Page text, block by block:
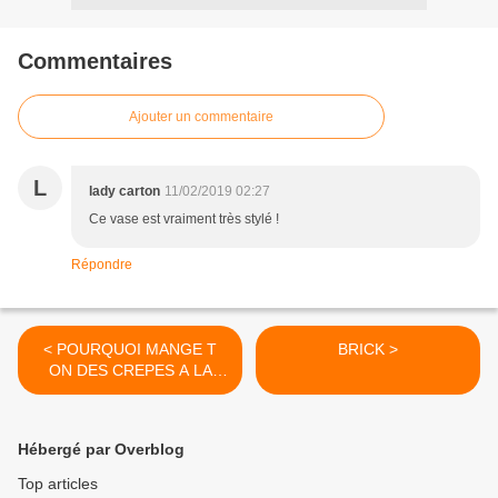
Commentaires
Ajouter un commentaire
L lady carton 11/02/2019 02:27
Ce vase est vraiment très stylé !
Répondre
< POURQUOI MANGE T
ON DES CREPES A LA
CHANDELEUR ?
BRICK >
Hébergé par Overblog
Top articles